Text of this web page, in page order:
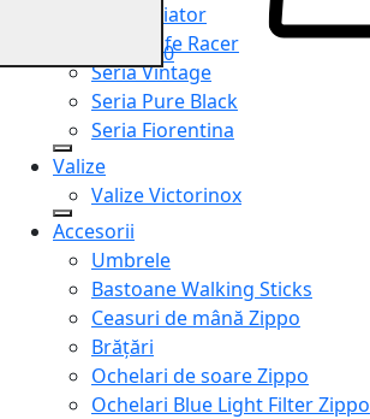
Seria Aviator
Seria Cafe Racer
Seria Vintage
Seria Pure Black
Seria Fiorentina
Valize
Valize Victorinox
Accesorii
Umbrele
Bastoane Walking Sticks
Ceasuri de mână Zippo
Brățări
Ochelari de soare Zippo
Ochelari Blue Light Filter Zippo
0